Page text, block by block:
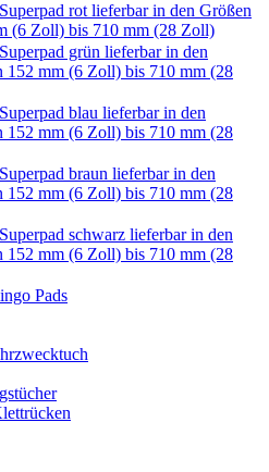
rot lieferbar in den Größen
(6 Zoll) bis 710 mm (28 Zoll)
grün lieferbar in den
152 mm (6 Zoll) bis 710 mm (28
blau lieferbar in den
152 mm (6 Zoll) bis 710 mm (28
braun lieferbar in den
152 mm (6 Zoll) bis 710 mm (28
schwarz lieferbar in den
152 mm (6 Zoll) bis 710 mm (28
Pads